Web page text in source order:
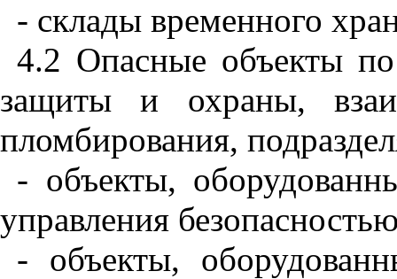
- склады временного
4.2 Опасные объекты
защиты и охраны,
пломбирования,
- объекты,
управления
- объекты,